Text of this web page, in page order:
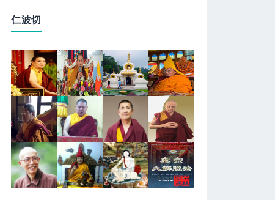
仁波切